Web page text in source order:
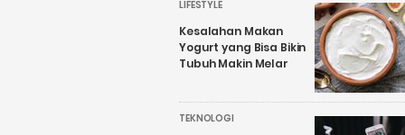
LIFESTYLE
Kesalahan Makan
Yogurt yang Bisa Bikin
Tubuh Makin Melar
TEKNOLOGI